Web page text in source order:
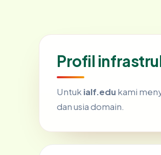
Profil
Untuk ialf.edu kami
dan usia domain.